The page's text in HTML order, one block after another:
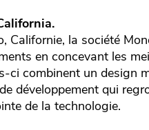
Californie, la société
en concevant les
ci combinent un design
développement qui
de la technologie.